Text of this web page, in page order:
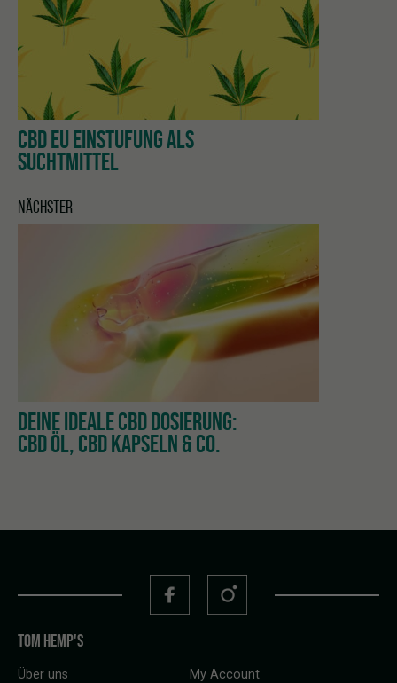
CBD EU EINSTUFUNG ALS
SUCHTMITTEL
NÄCHSTER
DEINE IDEALE CBD DOSIERUNG:
CBD ÖL, CBD KAPSELN & CO.
TOM HEMP'S
Über uns
My Account